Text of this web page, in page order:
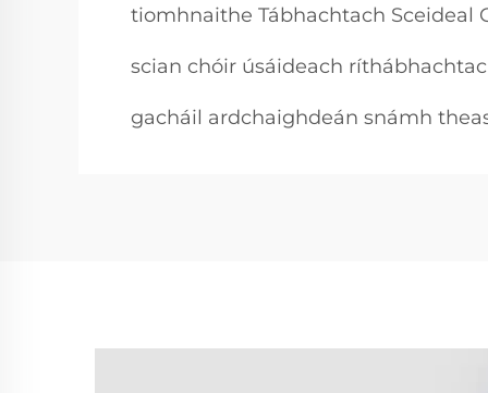
tiomhnaithe Tábhachtach Sceideal
scian chóir úsáideach
gacháil ardchaighdeán snámh